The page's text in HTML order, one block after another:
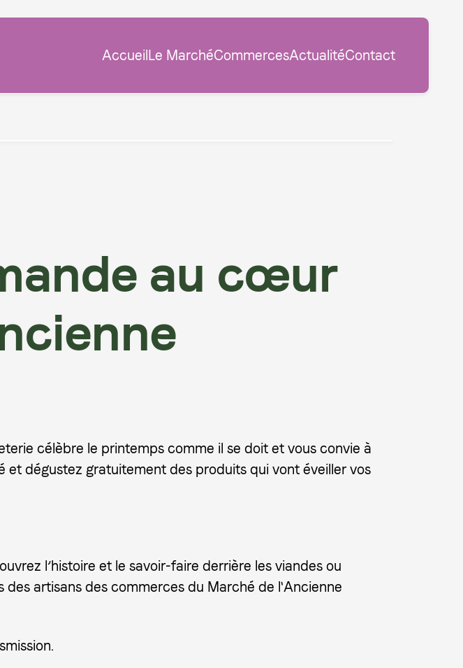
AccueilLe MarchéCommercesActualitéContact
au cœur
célèbre le printemps comme il se doit et vous convie à
dégustez gratuitement des produits qui vont éveiller vos
l’histoire et le savoir-faire derrière les viandes ou
artisans des commerces du Marché de l'Ancienne